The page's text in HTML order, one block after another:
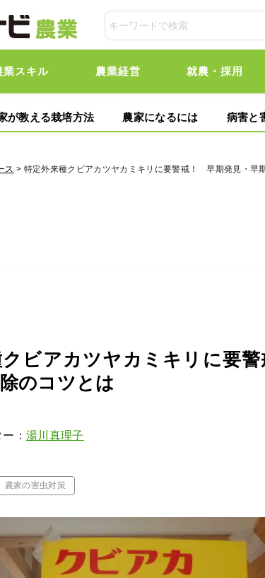
業スキル 農業経営 就農・採用
が教える栽培方法 農家になるには 病害と
ス > 特定外来種クビアカツヤカミキリに要警戒！ 早期発見・早
クビアカツヤカミキリに要
のコツとは
ー：湯川真理子
農家の害虫対策